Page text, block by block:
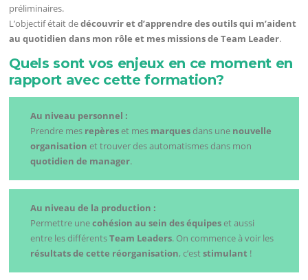
préliminaires.
L’objectif était dedécouvrir et d’apprendre des outils qui m’aident
au quotidien dans mon rôle et mes missions de Team Leader.
Quels sont vos enjeux en ce moment en
rapport avec cette formation?
Au niveau personnel :
Prendre mes repères et mes marquesdans une nouvelle
organisation et trouver des automatismes dans mon
quotidien de manager.
Au niveau de la production :
Permettre unecohésion au sein des équipes et aussi
entre les différentsTeam Leaders. On commence à voir les
résultats de cette réorganisation, c’eststimulant !